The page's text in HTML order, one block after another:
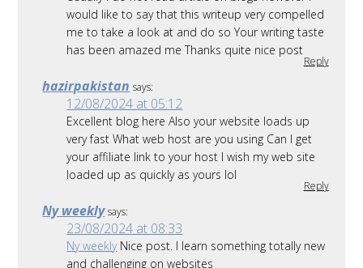
would like to say that this writeup very compelled
me to take a look at and do so Your writing taste
has been amazed me Thanks quite nice post
Reply
hazirpakistan says:
12/08/2024 at 05:12
Excellent blog here Also your website loads up
very fast What web host are you using Can I get
your affiliate link to your host I wish my web site
loaded up as quickly as yours lol
Reply
Ny weekly says:
23/08/2024 at 08:33
Ny weeklyNice post. I learn something totally new
and challenging on websites